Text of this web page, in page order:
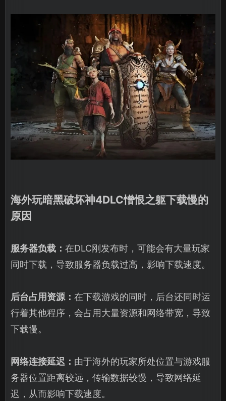
海外玩暗黑破坏神4DLC憎恨之躯下载慢的
原因
服务器负载： 在DLC刚发布时，可能会有大量玩家
同时下载，导致服务器负载过高，影响下载速度。
后台占用资源： 在下载游戏的同时，后台还同时运
行着其他程序，会占用大量资源和网络带宽，导致
下载慢。
网络连接延迟： 由于海外的玩家所处位置与游戏服
务器位置距离较远，传输数据较慢，导致网络延
迟，从而影响下载速度。